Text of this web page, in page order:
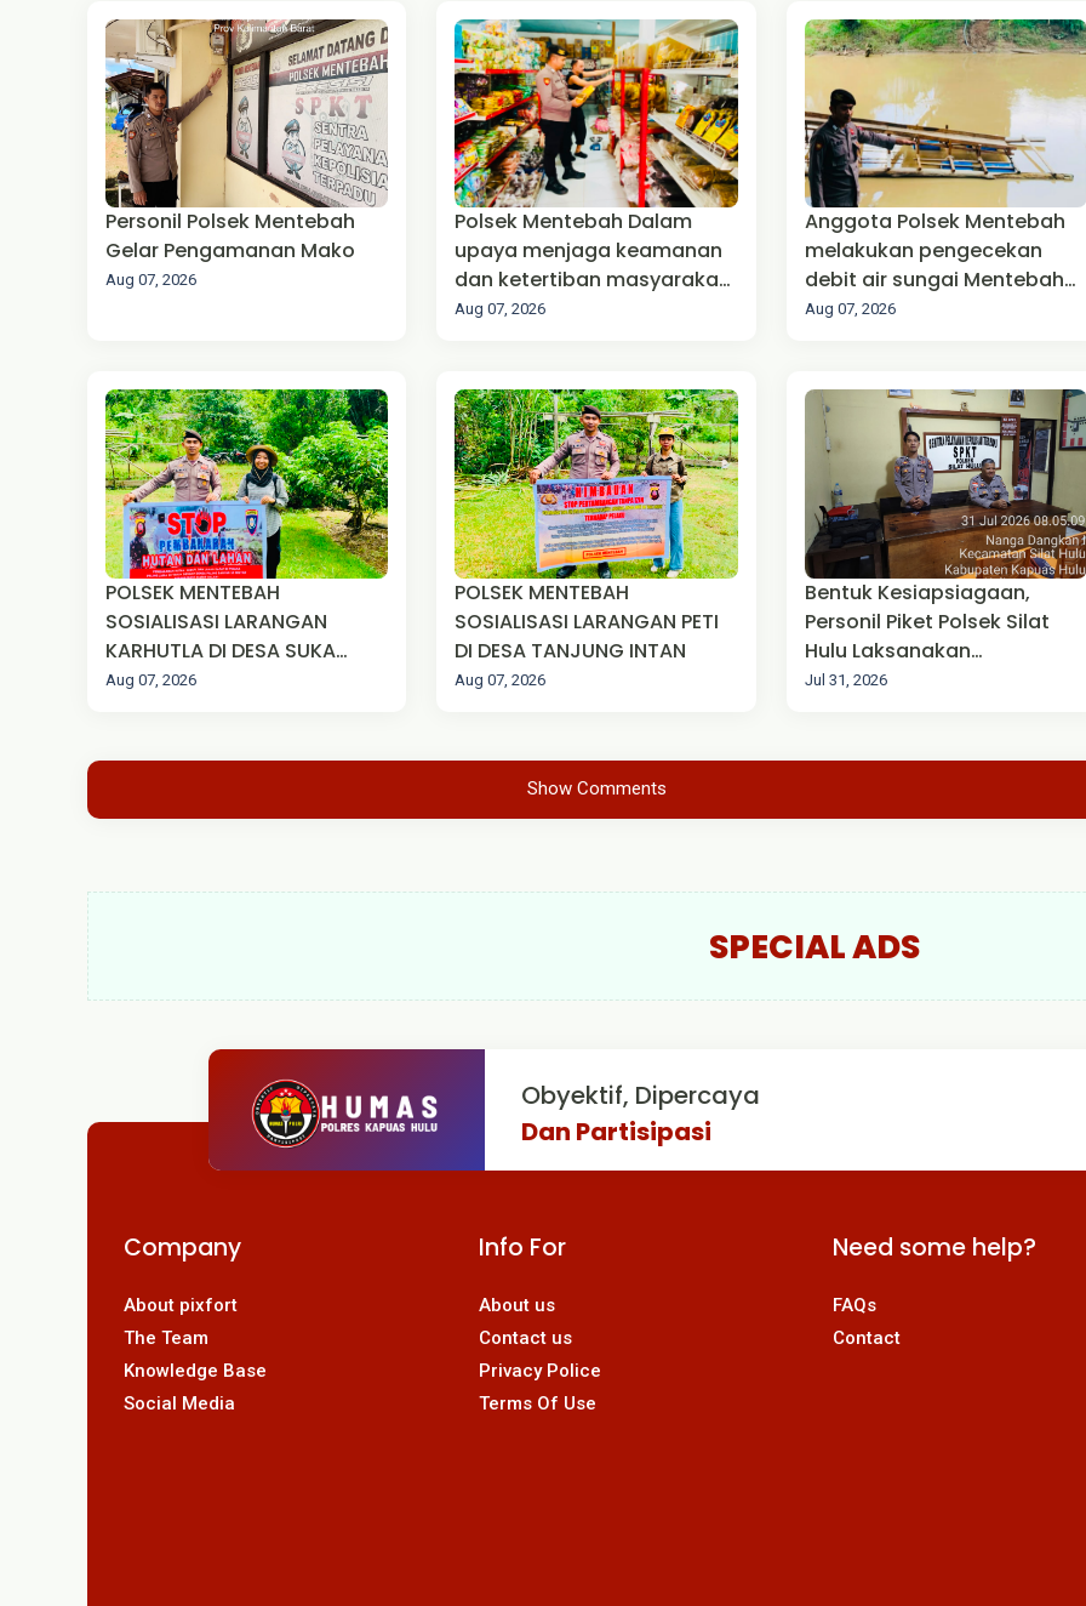
‎Personil Polsek Mentebah
Gelar Pengamanan Mako
Aug 07, 2026
Polsek Mentebah Dalam
upaya menjaga keamanan
dan ketertiban masyarakat
(Harkamtibmas)
Aug 07, 2026
Anggota Polsek Mentebah
melakukan pengecekan
debit air sungai Mentebah
Kecamatan Mentebah
Aug 07, 2026
‎POLSEK MENTEBAH
SOSIALISASI LARANGAN
KARHUTLA DI DESA SUKA
MAJU
Aug 07, 2026
POLSEK MENTEBAH
SOSIALISASI LARANGAN PETI
DI DESA TANJUNG INTAN
Aug 07, 2026
Bentuk Kesiapsiagaan,
Personil Piket Polsek Silat
Hulu Laksanakan
Pengamanan Mako
Jul 31, 2026
Show Comments
SPECIAL ADS
Obyektif, Dipercaya
Dan Partisipasi
Company
About pixfort
The Team
Knowledge Base
Social Media
Info For
About us
Contact us
Privacy Police
Terms Of Use
Need some help?
FAQs
Contact